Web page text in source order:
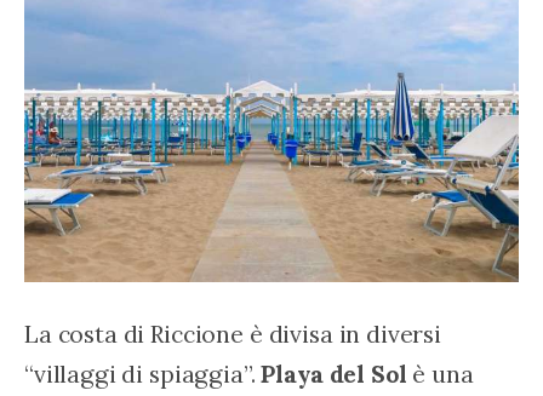
La costa di Riccione è divisa in diversi
“villaggi di spiaggia”. Playa del Sol è una